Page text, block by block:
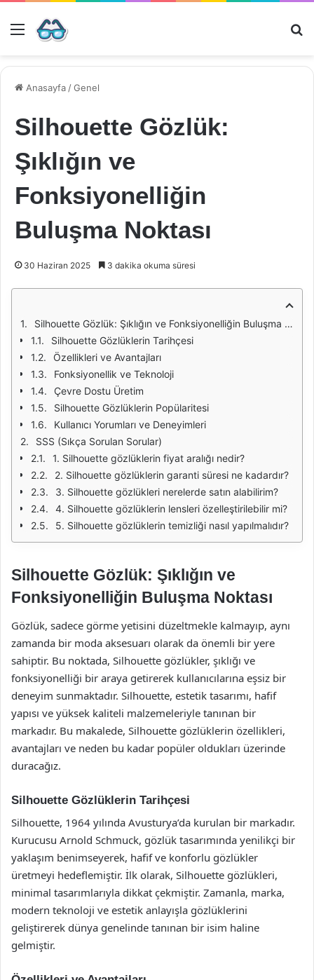
Menü
Anasayfa /Genel
Silhouette Gözlük:
Şıklığın ve
Fonksiyonelliğin
Buluşma Noktası
30 Haziran 2025 3 dakika okuma süresi
Silhouette Gözlük: Şıklığın ve Fonksiyonelliğin Buluşma Noktası
Silhouette Gözlüklerin Tarihçesi
Özellikleri ve Avantajları
Fonksiyonellik ve Teknoloji
Çevre Dostu Üretim
Silhouette Gözlüklerin Popülaritesi
Kullanıcı Yorumları ve Deneyimleri
SSS (Sıkça Sorulan Sorular)
1. Silhouette gözlüklerin fiyat aralığı nedir?
2. Silhouette gözlüklerin garanti süresi ne kadardır?
3. Silhouette gözlükleri nerelerde satın alabilirim?
4. Silhouette gözlüklerin lensleri özelleştirilebilir mi?
5. Silhouette gözlüklerin temizliği nasıl yapılmalıdır?
Silhouette Gözlük: Şıklığın ve
Fonksiyonelliğin Buluşma Noktası
Gözlük, sadece görme yetisini düzeltmekle kalmayıp, aynı
zamanda bir moda aksesuarı olarak da önemli bir yere
sahiptir. Bu noktada, Silhouette gözlükler, şıklığı ve
fonksiyonelliği bir araya getirerek kullanıcılarına eşsiz bir
deneyim sunmaktadır. Silhouette, estetik tasarımı, hafif
yapısı ve yüksek kaliteli malzemeleriyle tanınan bir
markadır. Bu makalede, Silhouette gözlüklerin özellikleri,
avantajları ve neden bu kadar popüler oldukları üzerinde
duracağız.
Silhouette Gözlüklerin Tarihçesi
Silhouette, 1964 yılında Avusturya’da kurulan bir markadır.
Kurucusu Arnold Schmuck, gözlük tasarımında yenilikçi bir
yaklaşım benimseyerek, hafif ve konforlu gözlükler
üretmeyi hedeflemiştir. İlk olarak, Silhouette gözlükleri,
minimal tasarımlarıyla dikkat çekmiştir. Zamanla, marka,
modern teknoloji ve estetik anlayışla gözlüklerini
geliştirerek dünya genelinde tanınan bir isim haline
gelmiştir.